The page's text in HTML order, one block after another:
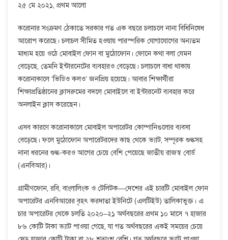
২৫ মে ২০২১, প্রথম আলো
করোনার সংক্রমণ ঠেকাতে সরকার গত এক বছরে চলাচলে নানা বিধিনিষেধ
আরোপ করেছে। চলাচল সীমিত হওয়ায় পারস্পরিক যোগাযোগের অন্যতম
মাধ্যম হয়ে ওঠে মোবাইল ফোন বা মুঠোফোন। ফোনে কথা বলা যেমন
বেড়েছে, তেমনি ইন্টারনেটের ব্যবহারও বেড়েছে। চলাচলে বাধা থাকায়
করোনাকালে ‘ভিডিও কলও’ জনপ্রিয় হয়েছে। আবার শিক্ষার্থীরা
শিক্ষাপ্রতিষ্ঠানের ক্লাসরুমের বদলে মোবাইলে বা ইন্টারনেট ব্যবহার করে
অনলাইন ক্লাস করেছেন।
এসব কারণে করোনাকালে মোবাইল অপারেটর কোম্পানিগুলোর ব্যবসা
বেড়েছে। ফলে মুঠোফোন অপারেটরদের কাছ থেকে ভ্যাট, সম্পূরক শুল্কসহ
নানা ধরনের শুল্ক-করও আগের চেয়ে বেশি পেয়েছে জাতীয় রাজস্ব বোর্ড
(এনবিআর)।
গ্রামীণফোন, রবি, বাংলালিংক ও টেলিটক—দেশের এই চারটি মোবাইল ফোন
অপারেটর এনবিআরের বৃহৎ করদাতা ইউনিটে (এলটিইউ) তালিকাভুক্ত। এ
চার অপারেটর থেকে চলতি ২০২০–২১ অর্থবছরের প্রথম ১০ মাসে ৭ হাজার
৮৬ কোটি টাকা ভ্যাট পাওয়া গেছে, যা গত অর্থবছরের একই সময়ের চেয়ে